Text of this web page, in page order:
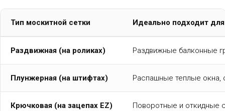
Тип москитной сетки Идеально подходит
Раздвижная (на роликах) Раздвижные балконные
Плунжерная (на штифтах) Распашные теплые окна,
Крючковая (на зацепах EZ) Поворотные и откидные